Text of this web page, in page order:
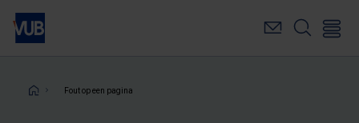
Overslaan
naar
inhoudKruimelpad
Fout op een pagina